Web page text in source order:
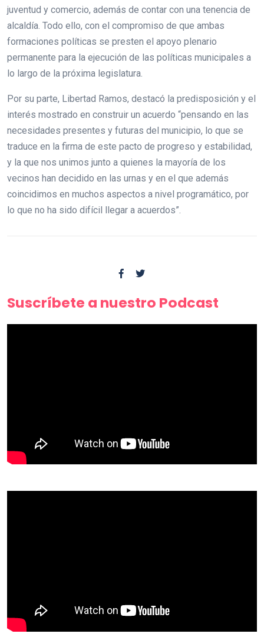
juventud y comercio, además de contar con una tenencia de
alcaldía. Todo ello, con el compromiso de que ambas
formaciones políticas se presten el apoyo plenario
permanente para la ejecución de las políticas municipales a
lo largo de la próxima legislatura.
Por su parte, Libertad Ramos, destacó la predisposición y el
interés mostrado en construir un acuerdo “pensando en las
necesidades presentes y futuras del municipio, lo que se
traduce en la firma de este pacto de progreso y estabilidad,
y la que nos unimos junto a quienes la mayoría de los
vecinos han decidido en las urnas y en el que además
coincidimos en muchos aspectos a nivel programático, por
lo que no ha sido difícil llegar a acuerdos”.
Suscríbete a nuestro Podcast